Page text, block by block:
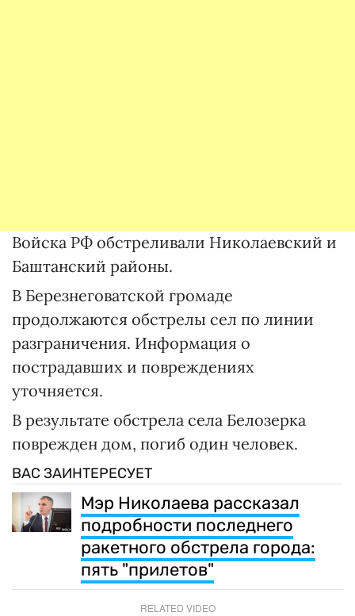
Войска РФ обстреливали Николаевский и
Баштанский районы.
В Березнеговатской громаде
продолжаются обстрелы сел по линии
разграничения. Информация о
пострадавших и повреждениях
уточняется.
В результате обстрела села Белозерка
поврежден дом, погиб один человек.
ВАС ЗАИНТЕРЕСУЕТ
Мэр Николаева рассказал
подробности последнего
ракетного обстрела города:
пять "прилетов"
RELATED VIDEO